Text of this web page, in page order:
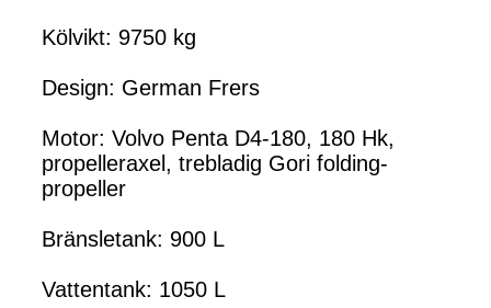
Kölvikt: 9750 kg
Design: German Frers
Motor: Volvo Penta D4-180, 180 Hk,
propelleraxel, trebladig Gori folding-
propeller
Bränsletank: 900 L
Vattentank: 1050 L